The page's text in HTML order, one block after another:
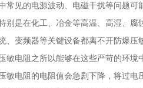
常见的电源波动、电磁干扰等问题
别是在化工、冶金等高温、高湿、
、变频器等关键设备都离不开防爆压
敏电阻之所以能够在这些严苛的环
敏电阻的电阻值会急剧下降，将过